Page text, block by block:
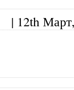
| 12th